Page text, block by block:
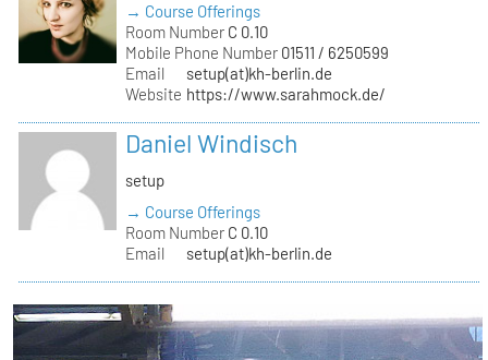
→ Course Offerings
Room Number C 0.10
Mobile Phone Number 01511 / 6250599
Email
setup(at)kh-berlin.de
Website https://www.sarahmock.de/
Daniel Windisch
setup
→ Course Offerings
Room Number C 0.10
Email
setup(at)kh-berlin.de